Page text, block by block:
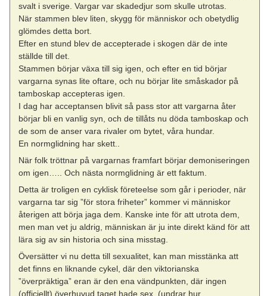
svalt i sverige. Vargar var skadedjur som skulle utrotas.
När stammen blev liten, skygg för människor och obetydlig
glömdes detta bort.
Efter en stund blev de accepterade i skogen där de inte
ställde till det.
Stammen börjar växa till sig igen, och efter en tid börjar
vargarna synas lite oftare, och nu börjar lite småskador på
tamboskap accepteras igen.
I dag har acceptansen blivit så pass stor att vargarna åter
börjar bli en vanlig syn, och de tillåts nu döda tamboskap och
de som de anser vara rivaler om bytet, våra hundar.
En normglidning har skett..
När folk tröttnar på vargarnas framfart börjar demoniseringen
om igen….. Och nästa normglidning är ett faktum.
Detta är troligen en cyklisk företeelse som går i perioder, när
vargarna tar sig ”för stora friheter” kommer vi människor
återigen att börja jaga dem. Kanske inte för att utrota dem,
men man vet ju aldrig, människan är ju inte direkt känd för att
lära sig av sin historia och sina misstag.
Översätter vi nu detta till sexualitet, kan man misstänka att
det finns en liknande cykel, där den viktorianska
”överpräktiga” eran är den ena vändpunkten, där ingen
(officiellt) överhuvud taget hade sex. (undrar hur